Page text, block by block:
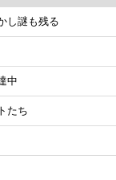
し謎も残る
中
たち